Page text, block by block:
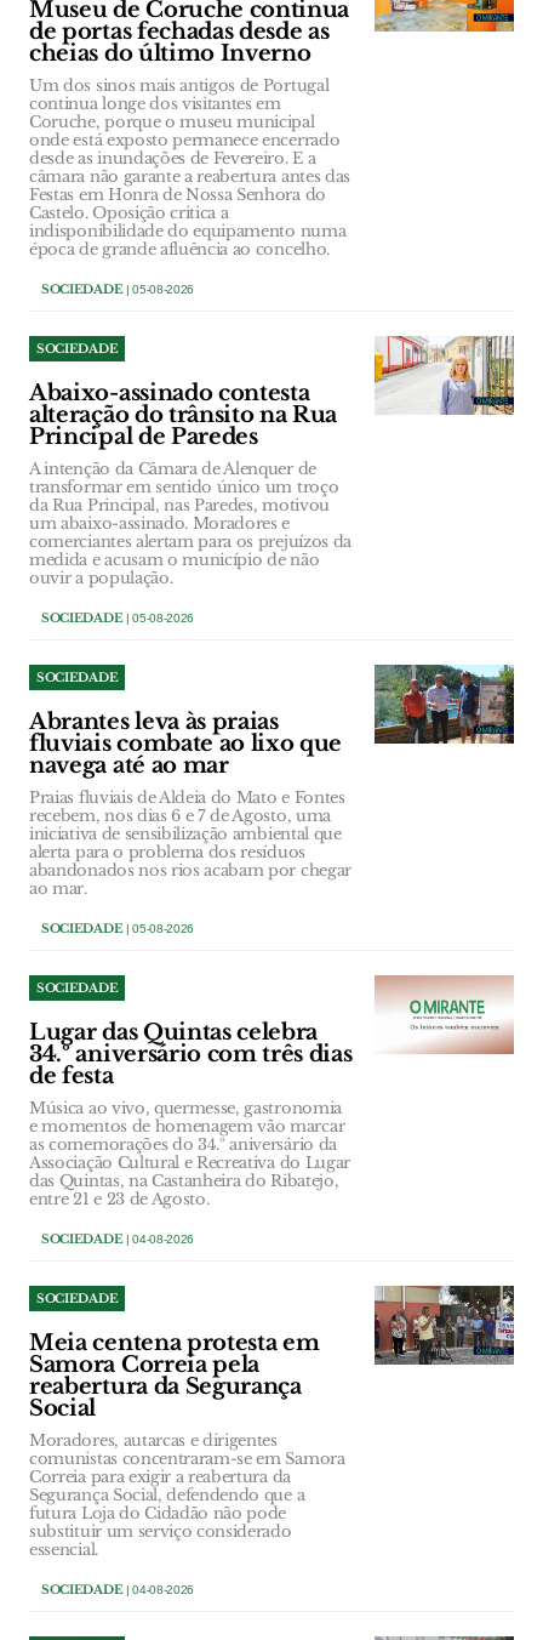
Museu de Coruche continua
de portas fechadas desde as
cheias do último Inverno
Um dos sinos mais antigos de Portugal
continua longe dos visitantes em
Coruche, porque o museu municipal
onde está exposto permanece encerrado
desde as inundações de Fevereiro. E a
câmara não garante a reabertura antes das
Festas em Honra de Nossa Senhora do
Castelo. Oposição critica a
indisponibilidade do equipamento numa
época de grande afluência ao concelho.
SOCIEDADE| 05-08-2026
SOCIEDADE
Abaixo-assinado contesta
alteração do trânsito na Rua
Principal de Paredes
A intenção da Câmara de Alenquer de
transformar em sentido único um troço
da Rua Principal, nas Paredes, motivou
um abaixo-assinado. Moradores e
comerciantes alertam para os prejuízos da
medida e acusam o município de não
ouvir a população.
SOCIEDADE| 05-08-2026
SOCIEDADE
Abrantes leva às praias
fluviais combate ao lixo que
navega até ao mar
Praias fluviais de Aldeia do Mato e Fontes
recebem, nos dias 6 e 7 de Agosto, uma
iniciativa de sensibilização ambiental que
alerta para o problema dos resíduos
abandonados nos rios acabam por chegar
ao mar.
SOCIEDADE| 05-08-2026
SOCIEDADE
Lugar das Quintas celebra
34.º aniversário com três dias
de festa
Música ao vivo, quermesse, gastronomia
e momentos de homenagem vão marcar
as comemorações do 34.º aniversário da
Associação Cultural e Recreativa do Lugar
das Quintas, na Castanheira do Ribatejo,
entre 21 e 23 de Agosto.
SOCIEDADE| 04-08-2026
SOCIEDADE
Meia centena protesta em
Samora Correia pela
reabertura da Segurança
Social
Moradores, autarcas e dirigentes
comunistas concentraram-se em Samora
Correia para exigir a reabertura da
Segurança Social, defendendo que a
futura Loja do Cidadão não pode
substituir um serviço considerado
essencial.
SOCIEDADE| 04-08-2026